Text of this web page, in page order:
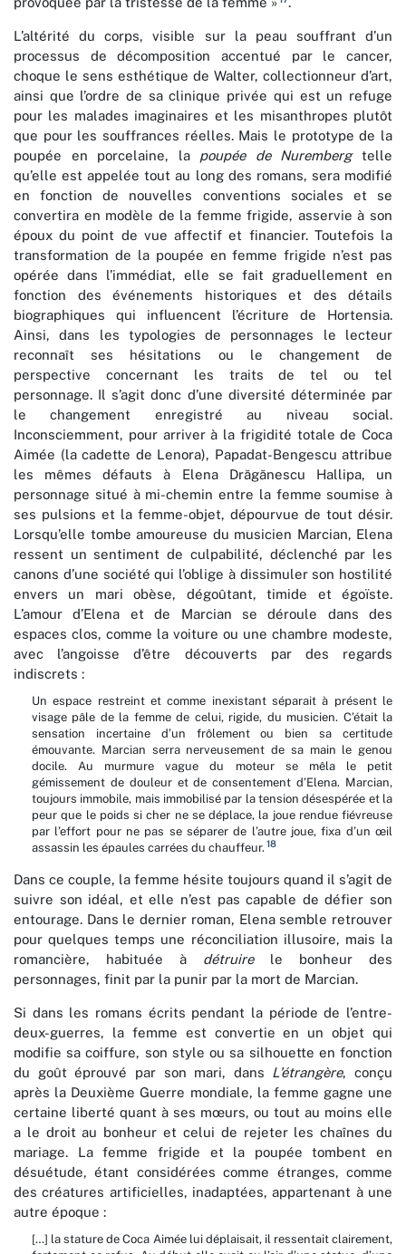
L’altérité du corps, visible sur la peau souffrant d’un
processus de décomposition accentué par le cancer,
choque le sens esthétique de Walter, collectionneur d’art,
ainsi que l’ordre de sa clinique privée qui est un refuge
pour les malades imaginaires et les misanthropes plutôt
que pour les souffrances réelles. Mais le prototype de la
poupée en porcelaine, la poupée de Nurembergtelle
qu’elle est appelée tout au long des romans, sera modifié
en fonction de nouvelles conventions sociales et se
convertira en modèle de la femme frigide, asservie à son
époux du point de vue affectif et financier. Toutefois la
transformation de la poupée en femme frigide n’est pas
opérée dans l’immédiat, elle se fait graduellement en
fonction des événements historiques et des détails
biographiques qui influencent l’écriture de Hortensia.
Ainsi, dans les typologies de personnages le lecteur
reconnaît ses hésitations ou le changement de
perspective concernant les traits de tel ou tel
personnage. Il s’agit donc d’une diversité déterminée par
le changement enregistré au niveau social.
Inconsciemment, pour arriver à la frigidité totale de Coca
Aimée (la cadette de Lenora), Papadat-Bengescu attribue
les mêmes défauts à Elena Drăgănescu Hallipa, un
personnage situé à mi-chemin entre la femme soumise à
ses pulsions et la femme-objet, dépourvue de tout désir.
Lorsqu’elle tombe amoureuse du musicien Marcian, Elena
ressent un sentiment de culpabilité, déclenché par les
canons d’une société qui l’oblige à dissimuler son hostilité
envers un mari obèse, dégoûtant, timide et égoïste.
L’amour d’Elena et de Marcian se déroule dans des
espaces clos, comme la voiture ou une chambre modeste,
avec l’angoisse d’être découverts par des regards
indiscrets :
Un espace restreint et comme inexistant séparait à présent le
visage pâle de la femme de celui, rigide, du musicien. C’était la
sensation incertaine d’un frôlement ou bien sa certitude
émouvante. Marcian serra nerveusement de sa main le genou
docile. Au murmure vague du moteur se mêla le petit
gémissement de douleur et de consentement d’Elena. Marcian,
toujours immobile, mais immobilisé par la tension désespérée et la
peur que le poids si cher ne se déplace, la joue rendue fiévreuse
par l’effort pour ne pas se séparer de l’autre joue, fixa d’un œil
assassin les épaules carrées du chauffeur.18
Dans ce couple, la femme hésite toujours quand il s’agit de
suivre son idéal, et elle n’est pas capable de défier son
entourage. Dans le dernier roman, Elena semble retrouver
pour quelques temps une réconciliation illusoire, mais la
romancière, habituée à détruirele bonheur des
personnages, finit par la punir par la mort de Marcian.
Si dans les romans écrits pendant la période de l’entre-
deux-guerres, la femme est convertie en un objet qui
modifie sa coiffure, son style ou sa silhouette en fonction
du goût éprouvé par son mari, dans L’étrangère, conçu
après la Deuxième Guerre mondiale, la femme gagne une
certaine liberté quant à ses mœurs, ou tout au moins elle
a le droit au bonheur et celui de rejeter les chaînes du
mariage. La femme frigide et la poupée tombent en
désuétude, étant considérées comme étranges, comme
des créatures artificielles, inadaptées, appartenant à une
autre époque :
[…] la stature de Coca Aimée lui déplaisait, il ressentait clairement,